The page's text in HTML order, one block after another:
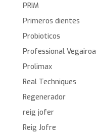
PRIM
Primeros dientes
Probioticos
Professional Vegairoa
Prolimax
Real Techniques
Regenerador
reig jofer
Reig Jofre